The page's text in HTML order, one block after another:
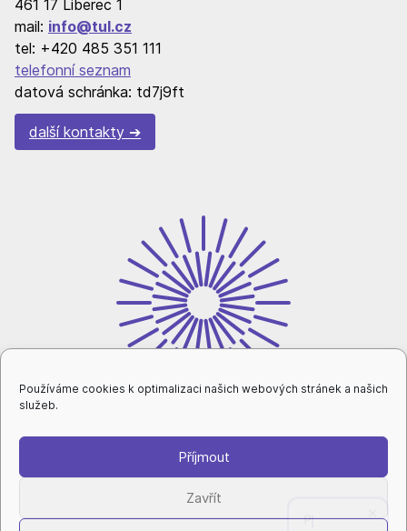
Používáme cookies k optimalizaci našich webových stránek a našich
služeb.
Příjmout
Zavřít
461 17 Liberec 1
mail: info@tul.cz
tel: +420 485 351 111
telefonní seznam
datová schránka: td7j9ft
další kontakty